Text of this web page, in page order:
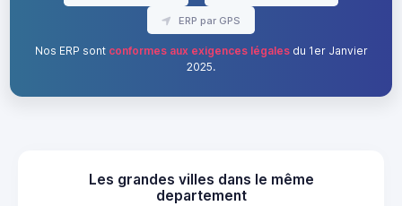
ERP par GPS
Nos ERP sont conformes aux exigences légalesdu 1er Janvier
2025.
Les grandes villes dans le même
departement